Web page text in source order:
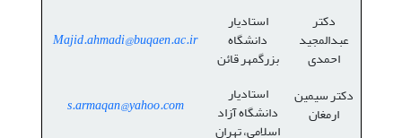
دکتر
عبدالمجید
احمدی
استادیار
دانشگاه
بزرگمهر قائن
Majid.ahmadi@buqaen.ac.ir
دکتر سیمین
ارمغان
استادیار
دانشگاه آزاد
اسلامی، تهران
s.armaqan@yahoo.com